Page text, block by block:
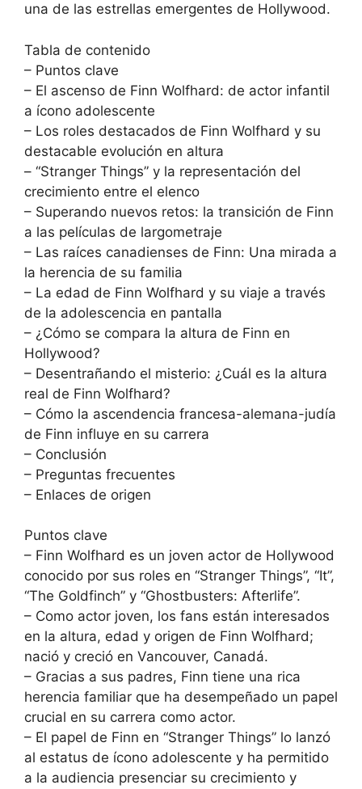
una de las estrellas emergentes de Hollywood.
Tabla de contenido
– Puntos clave
– El ascenso de Finn Wolfhard: de actor infantil
a ícono adolescente
– Los roles destacados de Finn Wolfhard y su
destacable evolución en altura
– “Stranger Things” y la representación del
crecimiento entre el elenco
– Superando nuevos retos: la transición de Finn
a las películas de largometraje
– Las raíces canadienses de Finn: Una mirada a
la herencia de su familia
– La edad de Finn Wolfhard y su viaje a través
de la adolescencia en pantalla
– ¿Cómo se compara la altura de Finn en
Hollywood?
– Desentrañando el misterio: ¿Cuál es la altura
real de Finn Wolfhard?
– Cómo la ascendencia francesa-alemana-judía
de Finn influye en su carrera
– Conclusión
– Preguntas frecuentes
– Enlaces de origen
Puntos clave
– Finn Wolfhard es un joven actor de Hollywood
conocido por sus roles en “Stranger Things”, “It”,
“The Goldfinch” y “Ghostbusters: Afterlife”.
– Como actor joven, los fans están interesados
en la altura, edad y origen de Finn Wolfhard;
nació y creció en Vancouver, Canadá.
– Gracias a sus padres, Finn tiene una rica
herencia familiar que ha desempeñado un papel
crucial en su carrera como actor.
– El papel de Finn en “Stranger Things” lo lanzó
al estatus de ícono adolescente y ha permitido
a la audiencia presenciar su crecimiento y